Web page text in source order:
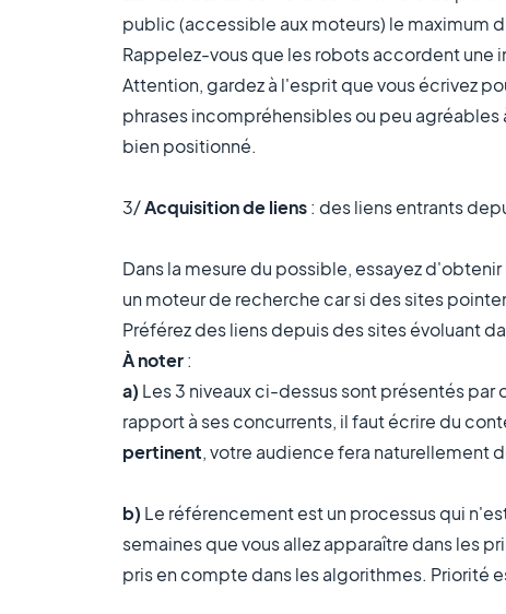
public (accessible aux moteurs) le maximum
Rappelez-vous que les robots accordent une
Attention, gardez à l'esprit que vous écrivez
phrases incompréhensibles ou peu
bien positionné.
3/Acquisition de liens: des liens entrants
Dans la mesure du possible, essayez
un moteur de recherche car si des sites
Préférez des liens depuis des sites évoluant
À noter:
a) Les 3 niveaux ci-dessus sont présentés
rapport à ses concurrents, il faut écrire du
pertinent, votre audience fera naturellement
b) Le référencement est un processus qui
semaines que vous allez apparaître dans les
pris en compte dans les algorithmes. Priorité